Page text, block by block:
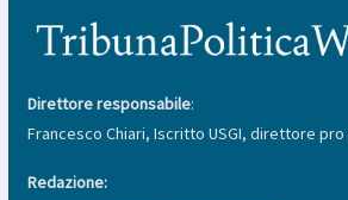
Direttore responsabile:
Francesco Chiari, Iscritto USGI, direttore
Redazione: